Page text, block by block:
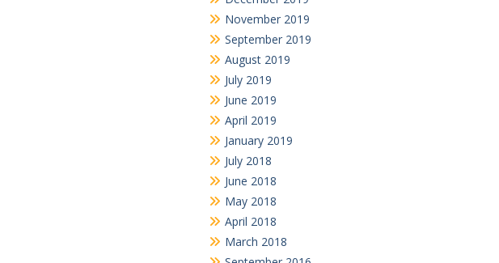
November 2019
September 2019
August 2019
July 2019
June 2019
April 2019
January 2019
July 2018
June 2018
April 2018
March 2018
September 2016